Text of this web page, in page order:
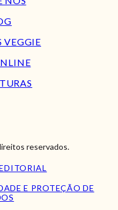
VEGGIE
reservados.
E PROTEÇÃO DE